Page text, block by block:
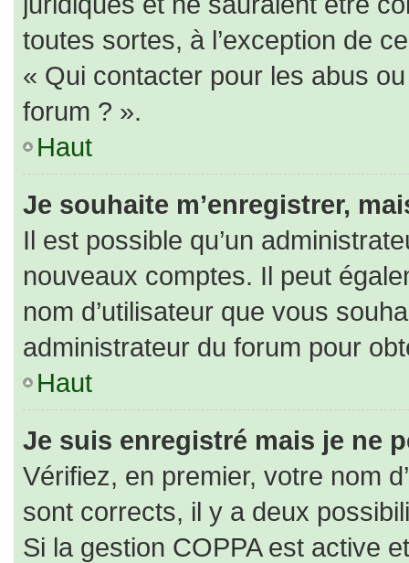
toutes sortes, à l’exception de
« Qui contacter pour les abus
forum ? ».
Haut
Je souhaite m’enregistrer,
Il est possible qu’un
nouveaux comptes. Il peut
nom d’utilisateur que vous
administrateur du forum pour
Haut
Je suis enregistré mais je ne
Vérifiez, en premier, votre nom
sont corrects, il y a deux
Si la gestion COPPA est active